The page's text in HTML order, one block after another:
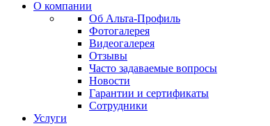
О компании
Об Альта-Профиль
Фотогалерея
Видеогалерея
Отзывы
Часто задаваемые вопросы
Новости
Гарантии и сертификаты
Сотрудники
Услуги